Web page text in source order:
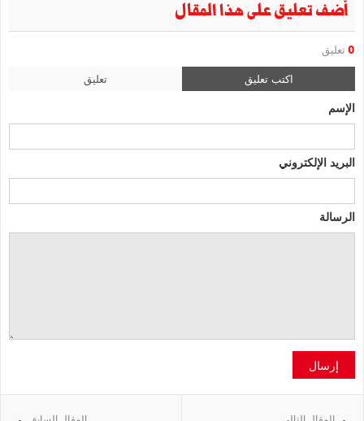
أضف تعليق على هذا المقال
0 تعليق
اكتب تعليق تعليق
الإسم
البريد الإلكتروني
الرسالة
إرسال